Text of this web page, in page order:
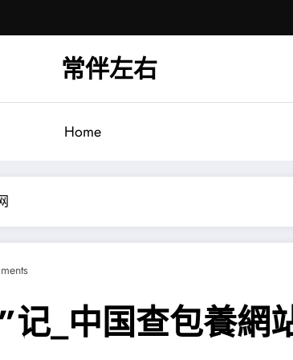
常伴左右
Home
_中国查包養網